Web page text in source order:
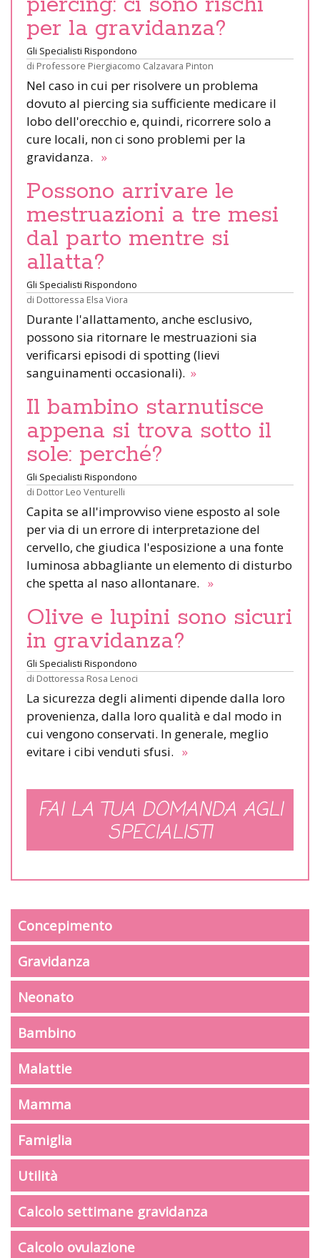
per la gravidanza?
Gli Specialisti Rispondono
di Professore Piergiacomo Calzavara Pinton
Nel caso in cui per risolvere un problema
dovuto al piercing sia sufficiente medicare il
lobo dell'orecchio e, quindi, ricorrere solo a
cure locali, non ci sono problemi per la
gravidanza. »
Possono arrivare le
mestruazioni a tre mesi
dal parto mentre si
allatta?
Gli Specialisti Rispondono
di Dottoressa Elsa Viora
Durante l'allattamento, anche esclusivo,
possono sia ritornare le mestruazioni sia
verificarsi episodi di spotting (lievi
sanguinamenti occasionali). »
Il bambino starnutisce
appena si trova sotto il
sole: perché?
Gli Specialisti Rispondono
di Dottor Leo Venturelli
Capita se all'improvviso viene esposto al sole
per via di un errore di interpretazione del
cervello, che giudica l'esposizione a una fonte
luminosa abbagliante un elemento di disturbo
che spetta al naso allontanare. »
Olive e lupini sono sicuri
in gravidanza?
Gli Specialisti Rispondono
di Dottoressa Rosa Lenoci
La sicurezza degli alimenti dipende dalla loro
provenienza, dalla loro qualità e dal modo in
cui vengono conservati. In generale, meglio
evitare i cibi venduti sfusi. »
FAI LA TUA DOMANDA AGLI
SPECIALISTI
Concepimento
Gravidanza
Neonato
Bambino
Malattie
Mamma
Famiglia
Utilità
Calcolo settimane gravidanza
Calcolo ovulazione